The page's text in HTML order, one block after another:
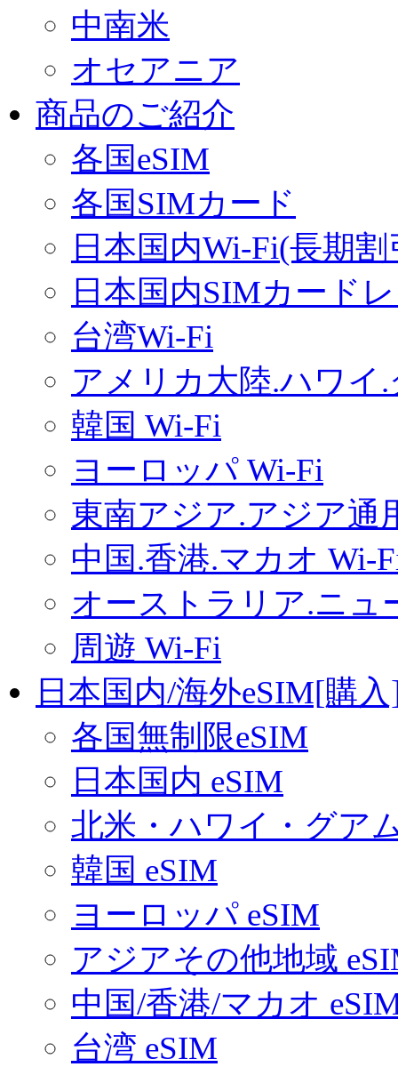
中南米
オセアニア
商品のご紹介
各国eSIM
各国SIMカード
日本国内Wi-Fi(長期
日本国内SIMカード
台湾Wi-Fi
アメリカ大陸.ハワイ
韓国 Wi-Fi
ヨーロッパ Wi-Fi
東南アジア.アジア通
中国.香港.マカオ Wi-
オーストラリア.ニュ
周遊 Wi-Fi
日本国内/海外eSIM[購
各国無制限eSIM
日本国内 eSIM
北米・ハワイ・グア
韓国 eSIM
ヨーロッパ eSIM
アジアその他地域
中国/香港/マカオ
台湾 eSIM